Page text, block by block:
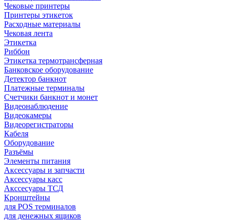
Чековые принтеры
Принтеры этикеток
Расходные материалы
Чековая лента
Этикетка
Риббон
Этикетка термотрансферная
Банковское оборудование
Детектор банкнот
Платежные терминалы
Счетчики банкнот и монет
Видеонаблюдение
Видеокамеры
Видеорегистраторы
Кабеля
Оборудование
Разъёмы
Элементы питания
Аксессуары и запчасти
Аксессуары касс
Акссесуары ТСД
Кронштейны
для POS терминалов
для денежных ящиков